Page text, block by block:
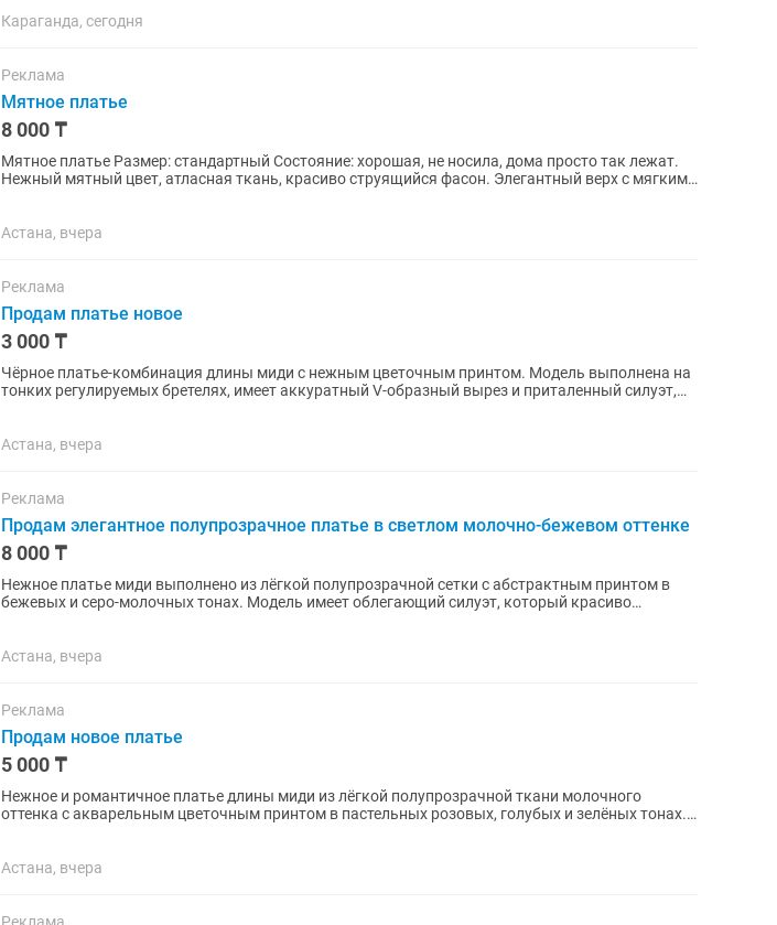
Караганда, сегодня
Реклама
Мятное платье
8 000 ₸
Мятное платье Размер: стандартный Состояние: хорошая, не носила, дома просто так лежат.
Нежный мятный цвет, атласная ткань, красиво струящийся фасон. Элегантный верх с мягкими
Астана, вчера
Реклама
Продам платье новое
3 000 ₸
Чёрное платье-комбинация длины миди с нежным цветочным принтом. Модель выполнена на
тонких регулируемых бретелях, имеет аккуратный V-образный вырез и приталенный силуэт,
Астана, вчера
Реклама
Продам элегантное полупрозрачное платье в светлом молочно-бежевом оттенке
8 000 ₸
Нежное платье миди выполнено из лёгкой полупрозрачной сетки с абстрактным принтом в
бежевых и серо-молочных тонах. Модель имеет облегающий силуэт, который красиво
Астана, вчера
Реклама
Продам новое платье
5 000 ₸
Нежное и романтичное платье длины миди из лёгкой полупрозрачной ткани молочного
оттенка с акварельным цветочным принтом в пастельных розовых, голубых и зелёных тонах.
Астана, вчера